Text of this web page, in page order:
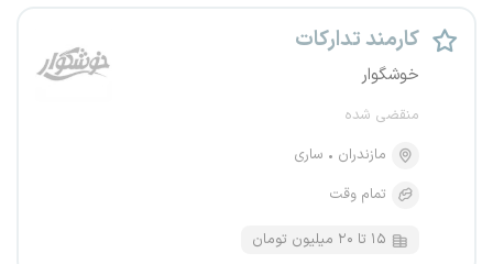
کارمند تدارکات
خوشگوار
منقضی شده
مازندران
ساری
تمام وقت
۱۵ تا ۲۰ میلیون تومان